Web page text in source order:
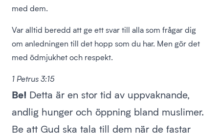
med dem.
Var alltid beredd att ge ett svar till alla som frågar dig
om anledningen till det hopp som du har. Men gör det
med ödmjukhet och respekt.
1 Petrus 3:15
Be! Detta är en stor tid av uppvaknande,
andlig hunger och öppning bland muslimer.
Be att Gud ska tala till dem när de fastar